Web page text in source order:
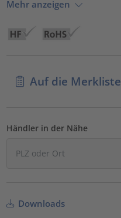
Mehr anzeigen
Auf die Merkliste
Händler in der Nähe
Downloads